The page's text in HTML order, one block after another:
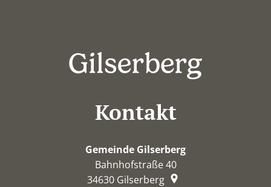
Kontakt
Gemeinde Gilserberg
Bahnhofstraße 40
34630 Gilserberg